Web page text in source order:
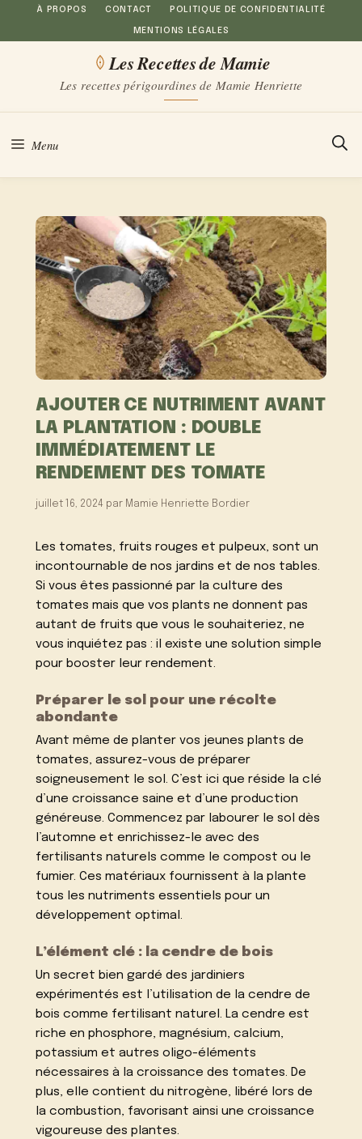
Aller
au
À PROPOS CONTACT POLITIQUE DE CONFIDENTIALITÉ
MENTIONS LÉGALES
Les Recettes de Mamie
Les recettes périgourdines de Mamie Henriette
Menu
AJOUTER CE NUTRIMENT AVANT
LA PLANTATION : DOUBLE
IMMÉDIATEMENT LE
RENDEMENT DES TOMATE
juillet 16, 2024 par Mamie Henriette Bordier
Les tomates, fruits rouges et pulpeux, sont un
incontournable de nos jardins et de nos tables.
Si vous êtes passionné par la culture des
tomates mais que vos plants ne donnent pas
autant de fruits que vous le souhaiteriez, ne
vous inquiétez pas : il existe une solution simple
pour booster leur rendement.
Préparer le sol pour une récolte
abondante
Avant même de planter vos jeunes plants de
tomates, assurez-vous de préparer
soigneusement le sol. C’est ici que réside la clé
d’une croissance saine et d’une production
généreuse. Commencez par labourer le sol dès
l’automne et enrichissez-le avec des
fertilisants naturels comme le compost ou le
fumier. Ces matériaux fournissent à la plante
tous les nutriments essentiels pour un
développement optimal.
L’élément clé : la cendre de bois
Un secret bien gardé des jardiniers
expérimentés est l’utilisation de la cendre de
bois comme fertilisant naturel. La cendre est
riche en phosphore, magnésium, calcium,
potassium et autres oligo-éléments
nécessaires à la croissance des tomates. De
plus, elle contient du nitrogène, libéré lors de
la combustion, favorisant ainsi une croissance
vigoureuse des plantes.